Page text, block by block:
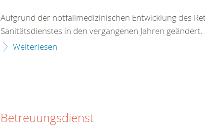
Aufgrund der notfallmedizinischen Entwicklung des
Sanitätsdienstes in den vergangenen Jahren
Weiterlesen
Betreuungsdienst